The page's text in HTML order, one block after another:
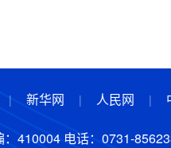
| 新华网 | 人民网 |
410004 电话：0731-